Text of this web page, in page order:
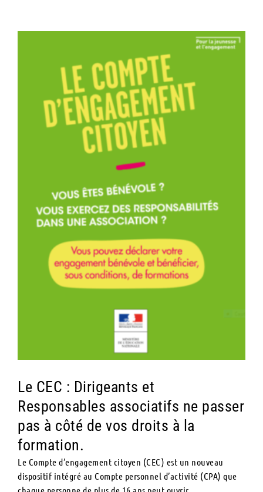
Le CEC : Dirigeants et
Responsables associatifs ne passer
pas à côté de vos droits à la
formation.
Le Compte d’engagement citoyen (CEC) est un nouveau
dispositif intégré au Compte personnel d’activité (CPA) que